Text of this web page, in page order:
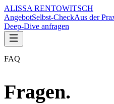
ALISSA RENTOWITSCH
AngebotSelbst-CheckAus der
Deep-Dive anfragen
FAQ
Fragen.